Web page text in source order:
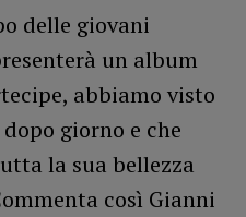
delle giovani
un album
abbiamo visto
giorno e che
la sua bellezza
così Gianni